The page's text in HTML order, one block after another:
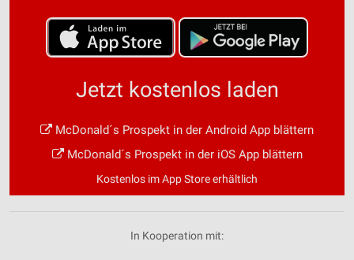
Jetzt kostenlos laden
McDonald´s Prospekt in der Android App blättern
McDonald´s Prospekt in der iOS App blättern
Kostenlos im App Store erhältlich
In Kooperation mit: